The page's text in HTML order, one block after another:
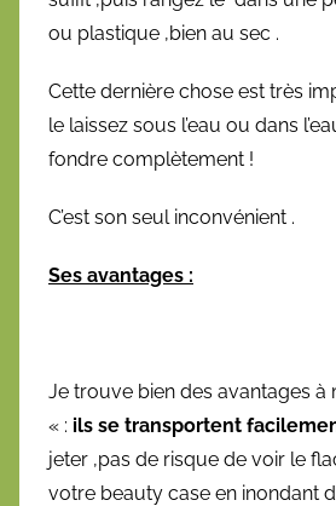
ou plastique ,bien au sec .
Cette dernière chose est très
le laissez sous l’eau ou dans
fondre complètement !
C’est son seul inconvénient .
Ses avantages :
Je trouve bien des avantages à
« : ils se transportent
jeter ,pas de risque de voir le
votre beauty case en inondant